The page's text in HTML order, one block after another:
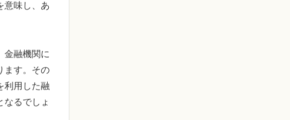
意味し、あ
金融機関に
ます。その
利用した融
るでしょ